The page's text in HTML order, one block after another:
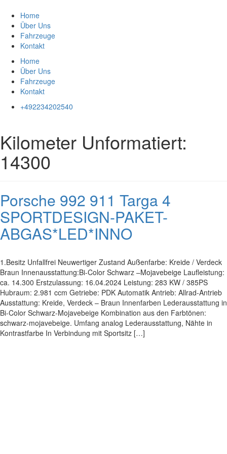
Inhalt
springen
Home
Über Uns
Fahrzeuge
Kontakt
Home
Über Uns
Fahrzeuge
Kontakt
+492234202540
Kilometer Unformatiert:
14300
Porsche 992 911 Targa 4
SPORTDESIGN-PAKET-
ABGAS*LED*INNO
1.Besitz Unfallfrei Neuwertiger Zustand Außenfarbe: Kreide / Verdeck
Braun Innenausstattung:Bi-Color Schwarz –Mojavebeige Laufleistung:
ca. 14.300 Erstzulassung: 16.04.2024 Leistung: 283 KW / 385PS
Hubraum: 2.981 ccm Getriebe: PDK Automatik Antrieb: Allrad-Antrieb
Ausstattung: Kreide, Verdeck – Braun Innenfarben Lederausstattung in
Bi-Color Schwarz-Mojavebeige Kombination aus den Farbtönen:
schwarz-mojavebeige. Umfang analog Lederausstattung, Nähte in
Kontrastfarbe In Verbindung mit Sportsitz […]